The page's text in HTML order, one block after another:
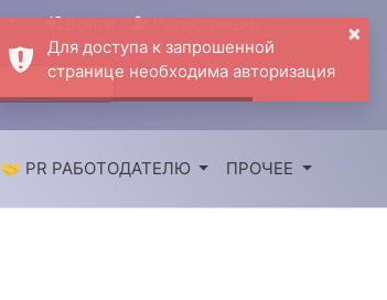
Войти Регистрация
🤝 PR РАБОТОДАТЕЛЮ ПРОЧЕЕ
×
Для доступа к запрошенной
странице необходима авторизация